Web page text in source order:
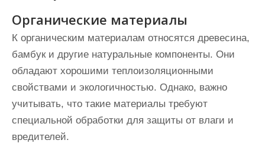
Органические материалы
К органическим материалам относятся древесина,
бамбук и другие натуральные компоненты. Они
обладают хорошими теплоизоляционными
свойствами и экологичностью. Однако, важно
учитывать, что такие материалы требуют
специальной обработки для защиты от влаги и
вредителей.